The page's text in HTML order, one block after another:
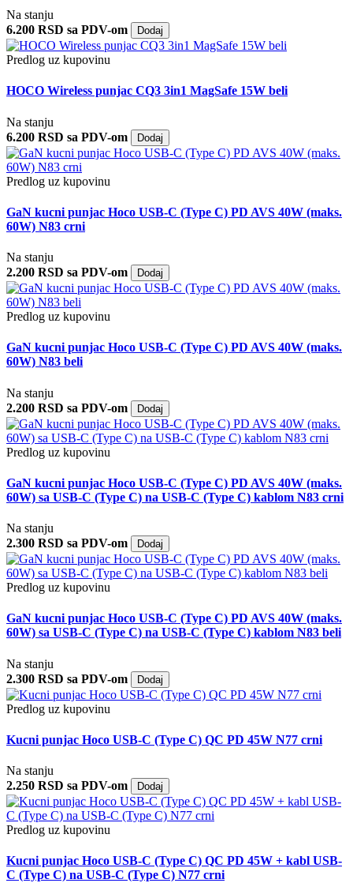
Na stanju
6.200 RSD sa PDV-om
Dodaj
Predlog uz kupovinu
HOCO Wireless punjac CQ3 3in1 MagSafe 15W beli
Na stanju
6.200 RSD sa PDV-om
Dodaj
Predlog uz kupovinu
GaN kucni punjac Hoco USB-C (Type C) PD AVS 40W (maks.
60W) N83 crni
Na stanju
2.200 RSD sa PDV-om
Dodaj
Predlog uz kupovinu
GaN kucni punjac Hoco USB-C (Type C) PD AVS 40W (maks.
60W) N83 beli
Na stanju
2.200 RSD sa PDV-om
Dodaj
Predlog uz kupovinu
GaN kucni punjac Hoco USB-C (Type C) PD AVS 40W (maks.
60W) sa USB-C (Type C) na USB-C (Type C) kablom N83 crni
Na stanju
2.300 RSD sa PDV-om
Dodaj
Predlog uz kupovinu
GaN kucni punjac Hoco USB-C (Type C) PD AVS 40W (maks.
60W) sa USB-C (Type C) na USB-C (Type C) kablom N83 beli
Na stanju
2.300 RSD sa PDV-om
Dodaj
Predlog uz kupovinu
Kucni punjac Hoco USB-C (Type C) QC PD 45W N77 crni
Na stanju
2.250 RSD sa PDV-om
Dodaj
Predlog uz kupovinu
Kucni punjac Hoco USB-C (Type C) QC PD 45W + kabl USB-
C (Type C) na USB-C (Type C) N77 crni